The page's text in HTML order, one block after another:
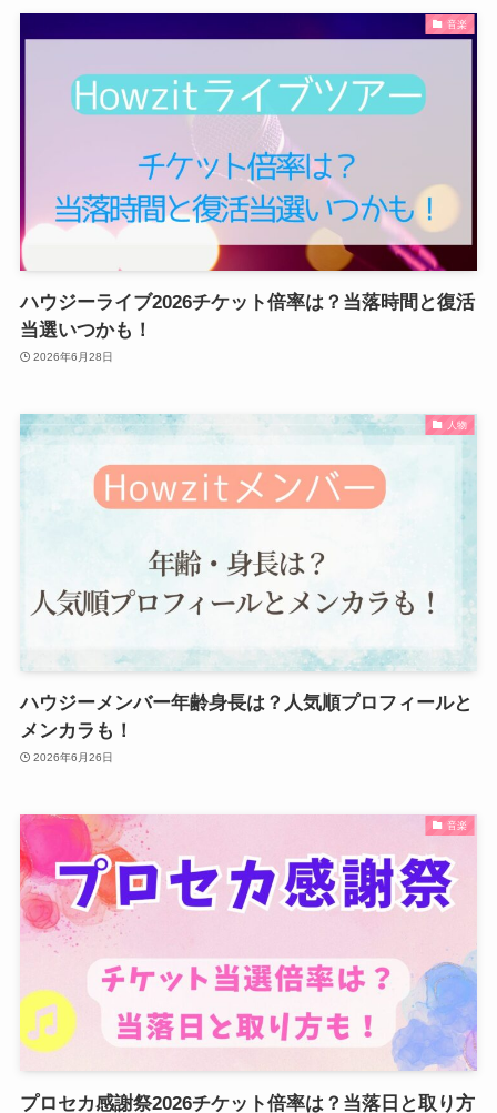
音楽
ハウジーライブ2026チケット倍率は？当落時間と復活
当選いつかも！
2026年6月28日
人物
ハウジーメンバー年齢身長は？人気順プロフィールと
メンカラも！
2026年6月26日
音楽
プロセカ感謝祭2026チケット倍率は？当落日と取り方